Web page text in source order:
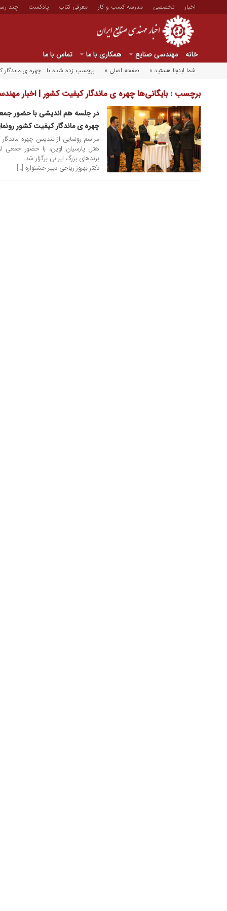
اخبار تخصصی مدرسه کسب و کار معرفی کتاب پادکست چند
خانه مهندسی صنایع همکاری با ما تماس با ما
شما اینجا هستید » صفحه اصلی » برچسب زده شده با : چهره ی ماندگار
برچسب : بایگانی‌ها چهره ی ماندگار کیفیت کشور | اخبار
۰۵ بهمن ۱۳۹۱
در جلسه هم اندیشی با حضور جمعی
چهره ی ماندگار کیفیت کشور
هتل پارسیان اوین، با حضور جمعی
برندهای بزرگ ایرانی برگزار شد.
دکتر بهروز ریاحی دبیر جشنواره […]